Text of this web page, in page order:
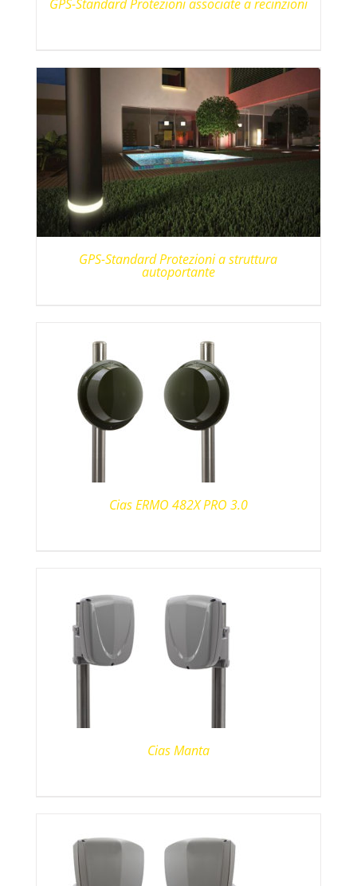
GPS-Standard Protezioni associate a recinzioni
GPS-Standard Protezioni a struttura
autoportante
Cias ERMO 482X PRO 3.0
Cias Manta